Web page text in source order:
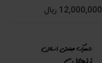
12,000,000 ریال